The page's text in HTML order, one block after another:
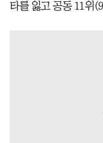
타를 잃고 공동 11위